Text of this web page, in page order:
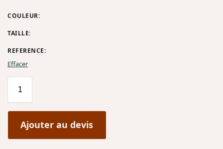
COULEUR:
TAILLE:
REFERENCE:
Effacer
Ajouter au devis